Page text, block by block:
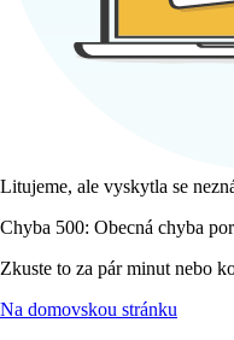
Litujeme, ale vyskytla se
Chyba 500: Obecná chyba
Zkuste to za pár minut nebo
Na domovskou stránku